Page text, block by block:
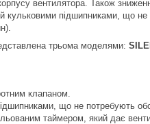
вентилятора. Також
кульковими підшипниками, що
трьома моделями:
клапаном.
що не потребують
таймером, який дає